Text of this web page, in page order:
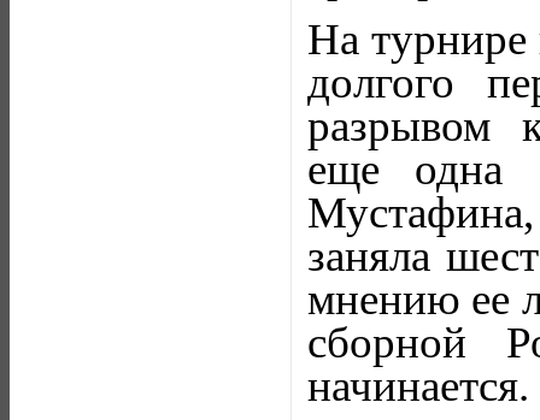
На
долгого
разрывом
еще одна
заняла
мнению ее
сборной
начинается.